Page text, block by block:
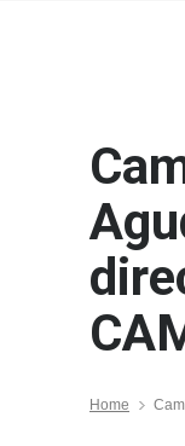
Home